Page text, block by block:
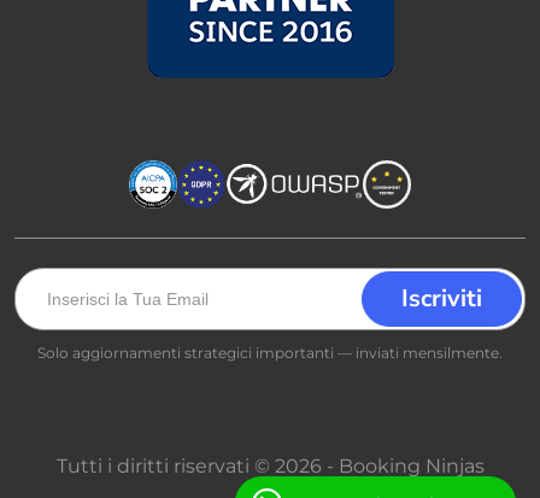
Solo aggiornamenti strategici importanti — inviati mensilmente.
Tutti i diritti riservati © 2026 - Booking Ninjas